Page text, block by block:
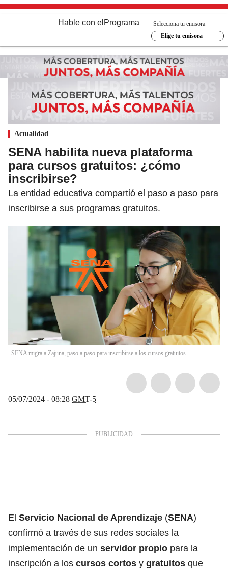
Hable con el Programa
Selecciona tu emisora
Elige tu emisora
Actualidad
SENA habilita nueva plataforma
para cursos gratuitos: ¿cómo
inscribirse?
La entidad educativa compartió el paso a paso para
inscribirse a sus programas gratuitos.
SENA migra a Zajuna, paso a paso para inscribirse a los cursos gratuitos
05/07/2024 - 08:28 GMT-5
El Servicio Nacional de Aprendizaje (SENA)
confirmó a través de sus redes sociales la
implementación de un servidor propio para la
inscripción a los cursos cortos y gratuitos que